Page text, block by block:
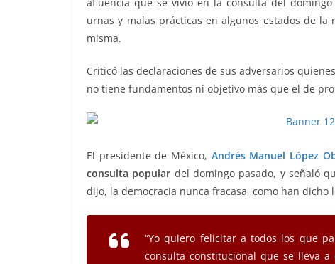
o
o
k
p g
er
m tir
urnas y malas prácticas en algunos estados de
misma.
Criticó las declaraciones de sus adversarios
no tiene fundamentos ni objetivo más que el de
El presidente de México, Andrés Manuel López
consulta popular del domingo pasado, y señaló
dijo, la democracia nunca fracasa, como han dicho
“Yo quiero felicitar a todos los que
consulta constitucional que se lleva